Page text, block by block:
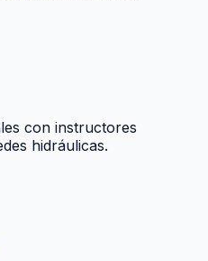
con instructores
hidráulicas.